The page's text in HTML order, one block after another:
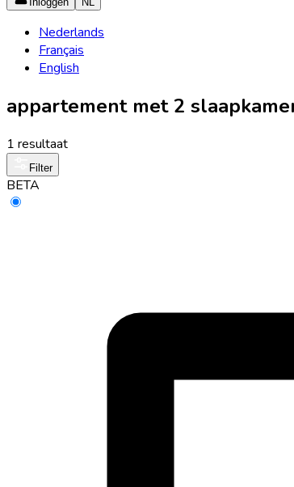
Nederlands
Français
English
appartement met 2
1 resultaat
Filter
BETA